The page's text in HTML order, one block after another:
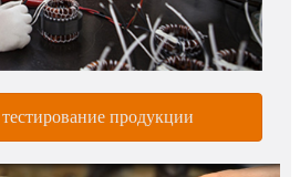
продукции